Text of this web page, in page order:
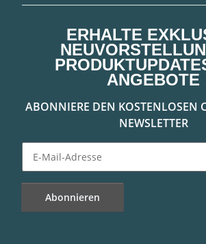
ERHALTE
ANGEBOTE
ABONNIERE DEN KOSTENLOSEN
NEWSLETTER
Abonnieren